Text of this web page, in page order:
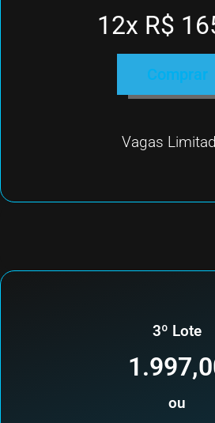
12x R$
Comprar
Vagas
3º Lote
ou